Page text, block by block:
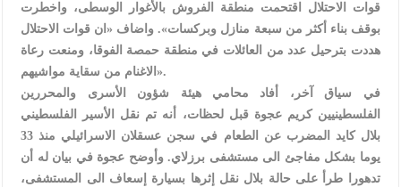
قوات الاحتلال اقتحمت منطقة الفروش بالأغوار الوسطى، واخطرت
بوقف بناء أكثر من سبعة منازل وبركسات». واضاف «ان قوات الاحتلال
هددت بترحيل عدد من العائلات في منطقة حمصة الفوقا، ومنعت رعاة
الاغنام من سقاية مواشيهم».
في سياق آخر، أفاد محامي هيئة شؤون الأسرى والمحررين
الفلسطينيين كريم عجوة قبل لحظات، أنه تم نقل الأسير الفلسطيني
بلال كايد المضرب عن الطعام في سجن عسقلان الاسرائيلي منذ 33
يوما بشكل مفاجئ الى مستشفى برزلاي. وأوضح عجوة في بيان له أن
تدهورا طرأ على حالة بلال نقل إثرها بسيارة إسعاف الى المستشفى،